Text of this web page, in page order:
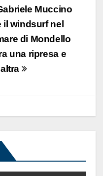
Muccino
il windsurf nel
di Mondello
una ripresa e